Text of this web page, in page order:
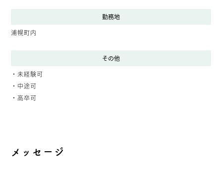
勤務地
浦幌町内
その他
・未経験可
・中途可
・高卒可
メッセージ